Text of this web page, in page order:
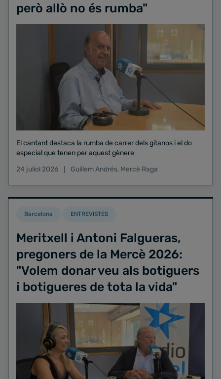
però allò no és rumba"
El cantant destaca la rumba de carrer dels gitanos i el do
especial que tenen per aquest gènere
24 juliol 2026
Guillem Andrés, Mercè Raga
Barcelona ENTREVISTES
Meritxell i Antoni Falgueras,
pregoners de la Mercè 2026:
"Volem donar veu als botiguers
i botigueres de tota la vida"